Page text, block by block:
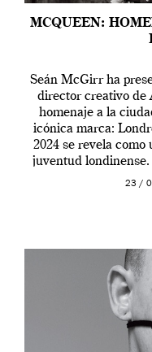
MCQUEEN:
Seán McGirr ha
director creativo de
homenaje a la
icónica marca:
2024 se revela
juventud
en 23 /